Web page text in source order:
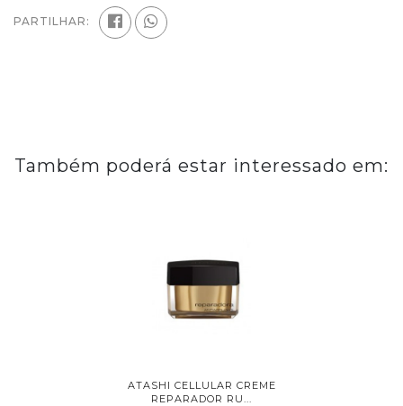
PARTILHAR:
Também poderá estar interessado em:
ATASHI CELLULAR CREME
REPARADOR RU...